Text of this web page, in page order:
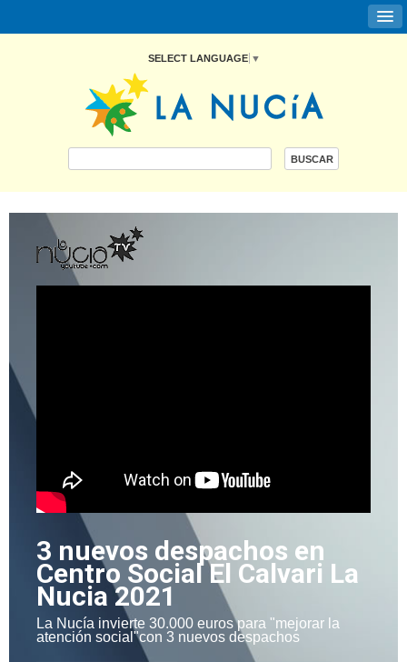
SELECT LANGUAGE ▼
3 nuevos despachos en
Centro Social El Calvari La
Nucia 2021
La Nucía invierte 30.000 euros para "mejorar la
atención social"con 3 nuevos despachos